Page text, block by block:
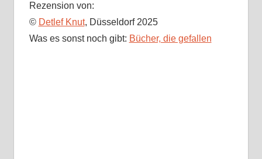
Rezension von:
© Detlef Knut, Düsseldorf 2025
Was es sonst noch gibt: Bücher, die gefallen